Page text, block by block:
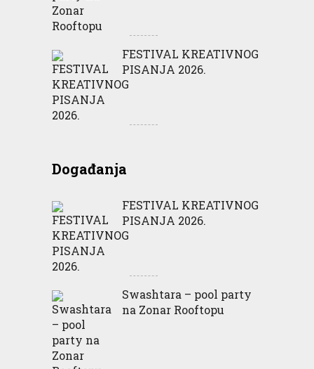
FESTIVAL KREATIVNOG
PISANJA 2026.
Događanja
FESTIVAL KREATIVNOG
PISANJA 2026.
Swashtara – pool party
na Zonar Rooftopu